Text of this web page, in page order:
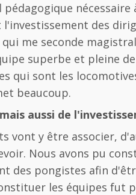
nécessaire
des
me seconde
superbe et pleine
qui sont les
beaucoup.
aussi de
vont y être associer,
Nous avons pu
des pongistes afin
les équipes fut